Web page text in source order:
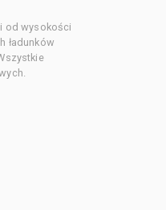
od wysokości
ładunków